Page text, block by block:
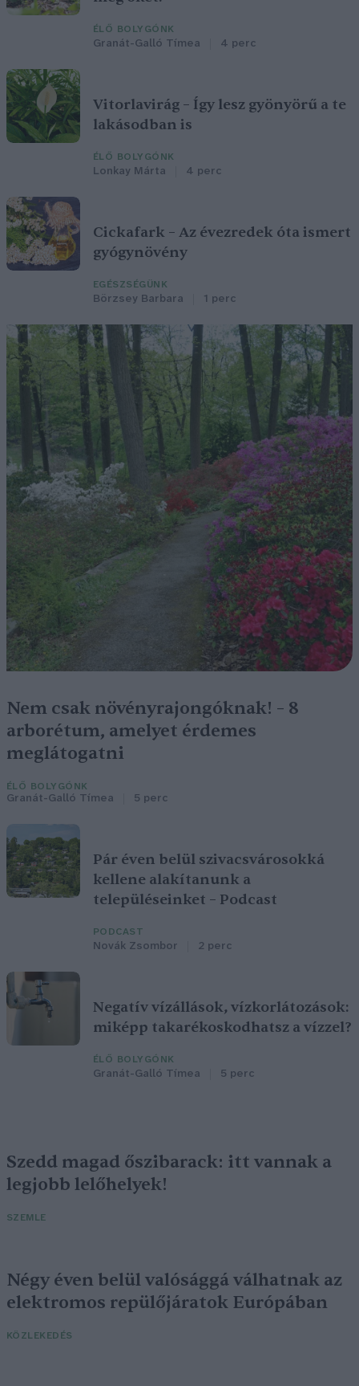
ÉLŐ BOLYGÓNK
Granát-Galló Tímea 4 perc
Vitorlavirág – Így lesz gyönyörű a te
lakásodban is
ÉLŐ BOLYGÓNK
Lonkay Márta 4 perc
Cickafark – Az évezredek óta ismert
gyógynövény
EGÉSZSÉGÜNK
Börzsey Barbara 1 perc
Nem csak növényrajongóknak! – 8
arborétum, amelyet érdemes
meglátogatni
ÉLŐ BOLYGÓNK
Granát-Galló Tímea 5 perc
Pár éven belül szivacsvárosokká
kellene alakítanunk a
településeinket – Podcast
PODCAST
Novák Zsombor 2 perc
Negatív vízállások, vízkorlátozások:
miképp takarékoskodhatsz a vízzel?
ÉLŐ BOLYGÓNK
Granát-Galló Tímea 5 perc
Szedd magad őszibarack: itt vannak a
legjobb lelőhelyek!
SZEMLE
Négy éven belül valósággá válhatnak az
elektromos repülőjáratok Európában
KÖZLEKEDÉS